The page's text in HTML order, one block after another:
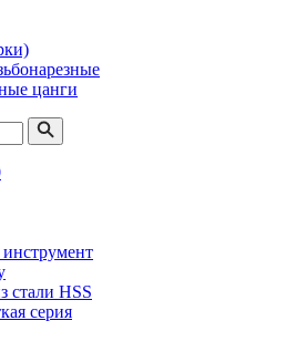
цанги
стали HSS
серия